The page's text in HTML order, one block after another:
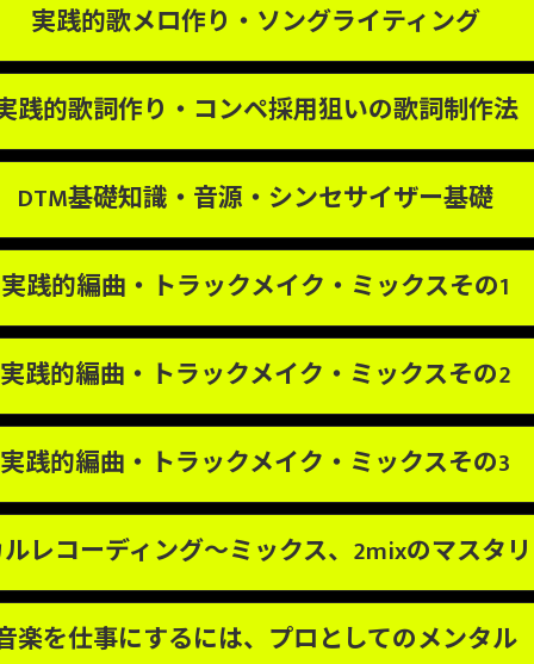
実践的歌メロ作り・ソングライティング
践的歌詞作り・コンペ採用狙いの歌詞制作法
DTM基礎知識・音源・シンセサイザー基礎
実践的編曲・トラックメイク・ミックスその1
実践的編曲・トラックメイク・ミックスその2
実践的編曲・トラックメイク・ミックスその3
レコーディング〜ミックス、2mixのマスタ
楽を仕事にするには、プロとしてのメンタル
お気軽にお問い合わせください